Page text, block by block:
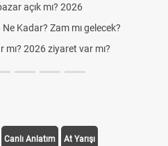
açık mı? 2026
Kadar? Zam mı gelecek?
mı? 2026 ziyaret var mı?
Canlı Anlatım At Yarışı